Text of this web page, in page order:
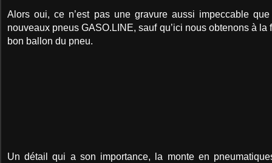
Alors oui, ce n’est pas une gravure aussi impeccable
nouveaux pneus GASO.LINE, sauf qu’ici nous obtenons à
bon ballon du pneu.
Un détail qui a son importance, la monte en